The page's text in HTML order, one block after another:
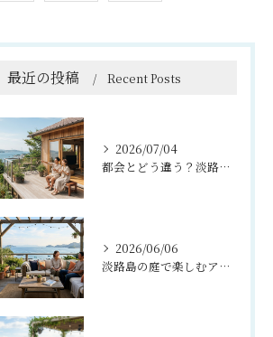
最近の投稿 Recent Posts
2026/07/04
都会とどう違う？淡路島暮らしを叶える『理想の移住住宅』のつくり方
2026/06/06
淡路島の庭で楽しむアウトドアリビング活用法